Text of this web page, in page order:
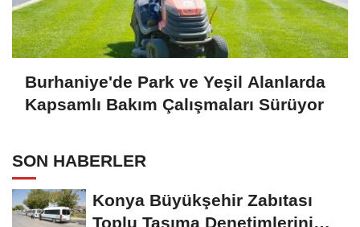
Burhaniye'de Park ve Yeşil Alanlarda
Kapsamlı Bakım Çalışmaları Sürüyor
SON HABERLER
Konya Büyükşehir Zabıtası
Toplu Taşıma Denetimlerini